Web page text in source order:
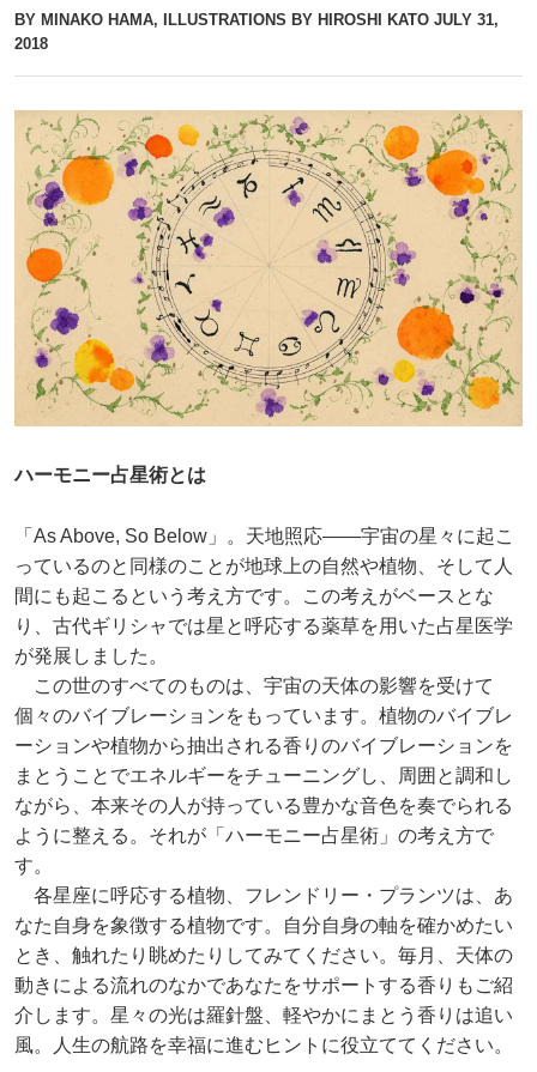
BY MINAKO HAMA, ILLUSTRATIONS BY HIROSHI KATO JULY 31,
2018
ハーモニー占星術とは
「As Above, So Below」。天地照応――宇宙の星々に起こ
っているのと同様のことが地球上の自然や植物、そして人
間にも起こるという考え方です。この考えがベースとな
り、古代ギリシャでは星と呼応する薬草を用いた占星医学
が発展しました。
この世のすべてのものは、宇宙の天体の影響を受けて
個々のバイブレーションをもっています。植物のバイブレ
ーションや植物から抽出される香りのバイブレーションを
まとうことでエネルギーをチューニングし、周囲と調和し
ながら、本来その人が持っている豊かな音色を奏でられる
ように整える。それが「ハーモニー占星術」の考え方で
す。
各星座に呼応する植物、フレンドリー・プランツは、あ
なた自身を象徴する植物です。自分自身の軸を確かめたい
とき、触れたり眺めたりしてみてください。毎月、天体の
動きによる流れのなかであなたをサポートする香りもご紹
介します。星々の光は羅針盤、軽やかにまとう香りは追い
風。人生の航路を幸福に進むヒントに役立ててください。